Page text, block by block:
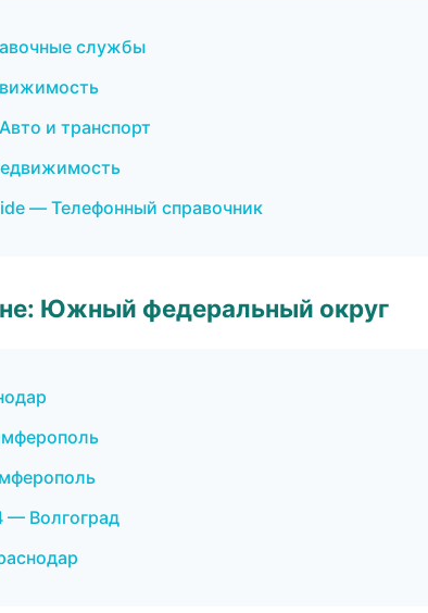
службы
и транспорт
— Телефонный справочник
Южный федеральный округ
— Волгоград